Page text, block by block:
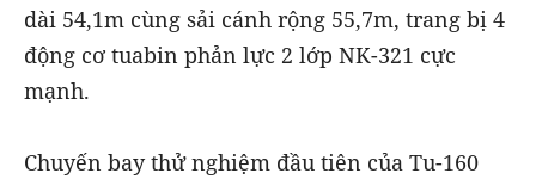
dài 54,1m cùng sải cánh rộng 55,7m, trang bị 4
động cơ tuabin phản lực 2 lớp NK-321 cực
mạnh.
Chuyến bay thử nghiệm đầu tiên của Tu-160